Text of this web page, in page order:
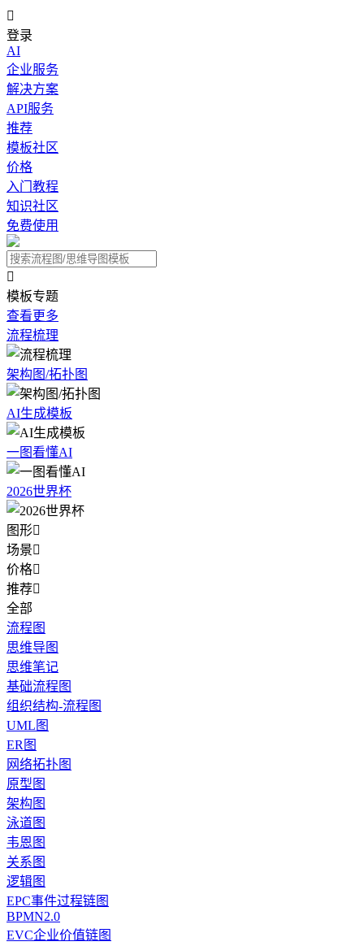

登录
AI
企业服务
解决方案
API服务
推荐
模板社区
价格
入门教程
知识社区
免费使用

模板专题
查看更多
流程梳理
架构图/拓扑图
AI生成模板
一图看懂AI
2026世界杯
图形
场景
价格
推荐
全部
流程图
思维导图
思维笔记
基础流程图
组织结构-流程图
UML图
ER图
网络拓扑图
原型图
架构图
泳道图
韦恩图
关系图
逻辑图
EPC事件过程链图
BPMN2.0
EVC企业价值链图